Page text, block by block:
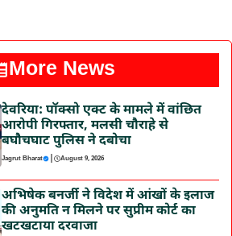
More News
देवरिया: पॉक्सो एक्ट के मामले में वांछित
आरोपी गिरफ्तार, मलसी चौराहे से
बघौचघाट पुलिस ने दबोचा
Jagrut Bharat | August 9, 2026
अभिषेक बनर्जी ने विदेश में आंखों के इलाज
की अनुमति न मिलने पर सुप्रीम कोर्ट का
खटखटाया दरवाजा